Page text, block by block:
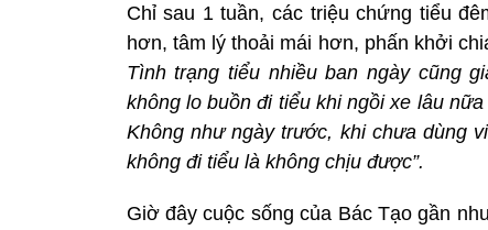
Chỉ sau 1 tuần, các triệu chứng tiểu
hơn, tâm lý thoải mái hơn, phấn khởi
Tình trạng tiểu nhiều ban ngày cũng
không lo buồn đi tiểu khi ngồi xe lâu
Không như ngày trước, khi chưa dùng
không đi tiểu là không chịu được”.
Giờ đây cuộc sống của Bác Tạo gần